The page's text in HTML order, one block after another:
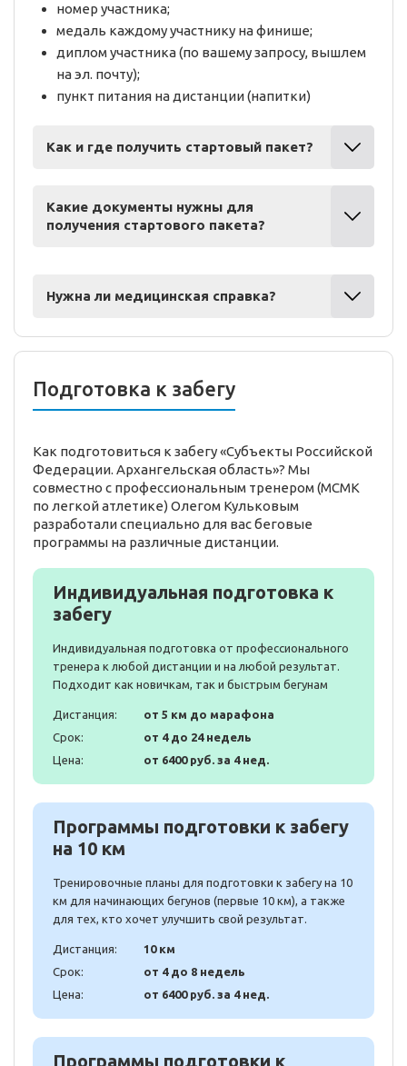
номер участника;
медаль каждому участнику на финише;
диплом участника (по вашему запросу, вышлем
на эл. почту);
пункт питания на дистанции (напитки)
Как и где получить стартовый пакет?
Какие документы нужны для
получения стартового пакета?
Нужна ли медицинская справка?
Подготовка к забегу
Как подготовиться к забегу «Субъекты Российской
Федерации. Архангельская область»? Мы
совместно с профессиональным тренером (МСМК
по легкой атлетике) Олегом Кульковым
разработали специально для вас беговые
программы на различные дистанции.
Индивидуальная подготовка к
забегу
Индивидуальная подготовка от профессионального
тренера к любой дистанции и на любой результат.
Подходит как новичкам, так и быстрым бегунам
Дистанция:
от 5 км до марафона
Срок:
от 4 до 24 недель
Цена:
от 6400 руб. за 4 нед.
Программы подготовки к забегу
на 10 км
Тренировочные планы для подготовки к забегу на 10
км для начинающих бегунов (первые 10 км), а также
для тех, кто хочет улучшить свой результат.
Дистанция:
10 км
Срок:
от 4 до 8 недель
Цена:
от 6400 руб. за 4 нед.
Программы подготовки к